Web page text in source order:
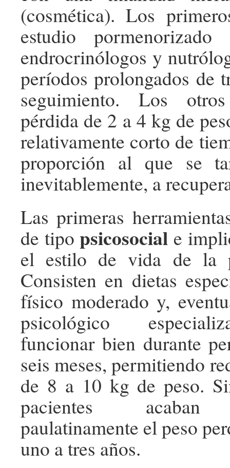
(cosmética). Los
estudio
endrocrinólogos y
períodos prolongados de
seguimiento. Los
pérdida de 2 a 4 kg de
relativamente corto de
proporción al que se
inevitablemente, a
Las primeras
de tipopsicosocial e
el estilo de vida de la
Consisten en dietas
físico moderado y,
psicológico
funcionar bien durante
seis meses, permitiendo
de 8 a 10 kg de peso.
pacientes acaban
paulatinamente el peso
uno a tres años.